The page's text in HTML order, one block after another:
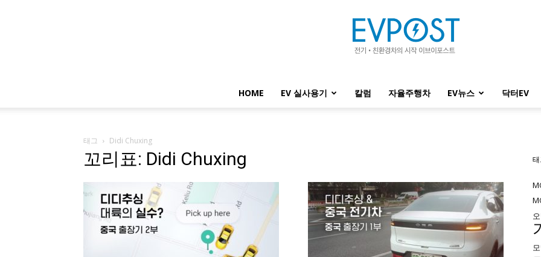
HOME EV 실사용기 칼럼 자율주행차 EV뉴스 닥터EV
태그 Didi Chuxing
꼬리표: Didi Chuxing 태